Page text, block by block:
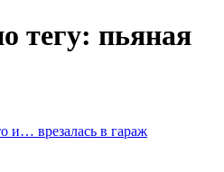
тегу: пьяная
и… врезалась в гараж